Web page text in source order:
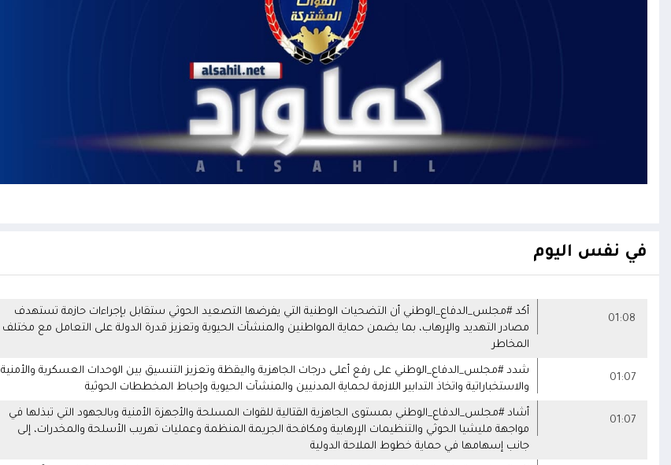
في نفس اليوم
01:08
أكد #مجلس_الدفاع_الوطني أن التضحيات الوطنية التي يفرضها التصعيد الحوثي ستقابل بإجراءات حازمة تستهدف
مصادر التهديد والإرهاب، بما يضمن حماية المواطنين والمنشآت الحيوية وتعزيز قدرة الدولة على التعامل مع مختلف
المخاطر
01:07
شدد #مجلس_الدفاع_الوطني على رفع أعلى درجات الجاهزية واليقظة وتعزيز التنسيق بين الوحدات العسكرية والأمنية
والاستخباراتية واتخاذ التدابير اللازمة لحماية المدنيين والمنشآت الحيوية وإحباط المخططات الحوثية
01:07
أشاد #مجلس_الدفاع_الوطني بمستوى الجاهزية القتالية للقوات المسلحة والأجهزة الأمنية وبالجهود التي تبذلها في
مواجهة مليشيا الحوثي والتنظيمات الإرهابية ومكافحة الجريمة المنظمة وعمليات تهريب الأسلحة والمخدرات، إلى
جانب إسهامها في حماية خطوط الملاحة الدولية